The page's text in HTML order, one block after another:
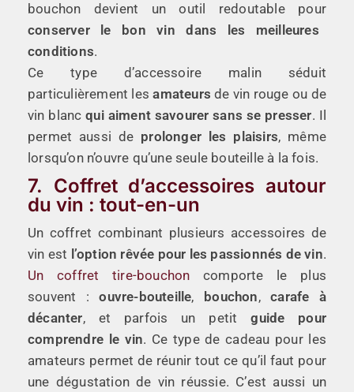
bouchon devient un outil redoutable pour
conserver le bon vin dans les meilleures
conditions.
Ce type d’accessoire malin séduit
particulièrement lesamateurs de vin rouge ou de
vin blancqui aiment savourer sans se presser. Il
permet aussi de prolonger les plaisirs, même
lorsqu’on n’ouvre qu’une seule bouteille à la fois.
7. Coffret d’accessoires autour
du vin : tout-en-un
Un coffret combinant plusieurs accessoires de
vin est l’option rêvée pour les passionnés de vin.
Un coffret tire-bouchon comporte le plus
souvent : ouvre-bouteille, bouchon,carafe à
décanter, et parfois un petitguide pour
comprendre le vin. Ce type de cadeau pour les
amateurs permet de réunir tout ce qu’il faut pour
une dégustation de vin réussie. C’est aussi un